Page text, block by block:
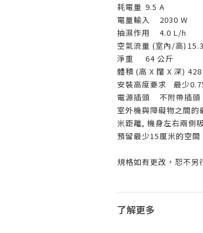
耗電量 9.5 A
電量輸入
2030 W
抽濕作用
4.0 L/h
空氣流量 (室內/高)
淨重
64 公斤
體積 (高 X 闊 X 深)
安裝高度要求
最少
電源插頭
不附帶插頭
室外機與障礙物之間的
米距離, 機身左右兩側
預留最少15厘米的空間
規格如有更改，恕不另
了解更多